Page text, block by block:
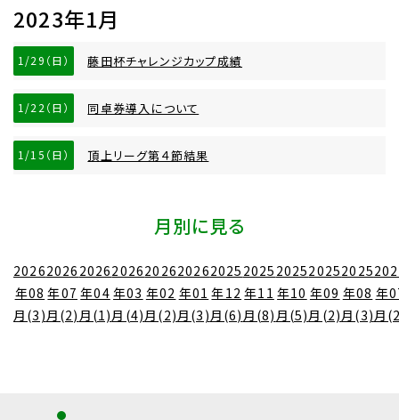
2023年1月
1/29（日） 藤田杯チャレンジカップ成績
1/22（日） 同卓券導入について
1/15（日） 頂上リーグ第４節結果
月別に見る
2026
年08
月(3)
2026
年07
月(2)
2026
年04
月(1)
2026
年03
月(4)
2026
年02
月(2)
2026
年01
月(3)
2025
年12
月(6)
2025
年11
月(8)
2025
年10
月(5)
2025
年09
月(2)
2025
年08
月(3)
年
月